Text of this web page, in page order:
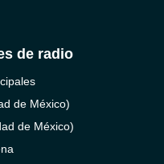
de radio
de México)
de México)